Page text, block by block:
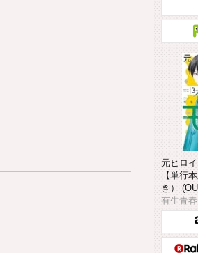
元ヒロ
【単行
き）
有生青春